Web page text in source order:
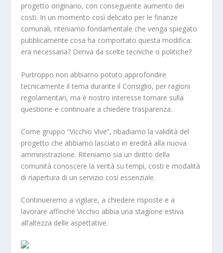
progetto originario, con conseguente aumento dei
costi. In un momento così delicato per le finanze
comunali, riteniamo fondamentale che venga spiegato
pubblicamente cosa ha comportato questa modifica:
era necessaria? Deriva da scelte tecniche o politiche?
Purtroppo non abbiamo potuto approfondire
tecnicamente il tema durante il Consiglio, per ragioni
regolamentari, ma è nostro interesse tornare sulla
questione e continuare a chiedere trasparenza.
Come gruppo “Vicchio Vive”, ribadiamo la validità del
progetto che abbiamo lasciato in eredità alla nuova
amministrazione. Riteniamo sia un diritto della
comunità conoscere la verità su tempi, costi e modalità
di riapertura di un servizio così essenziale.
Continueremo a vigilare, a chiedere risposte e a
lavorare affinché Vicchio abbia una stagione estiva
all’altezza delle aspettative.